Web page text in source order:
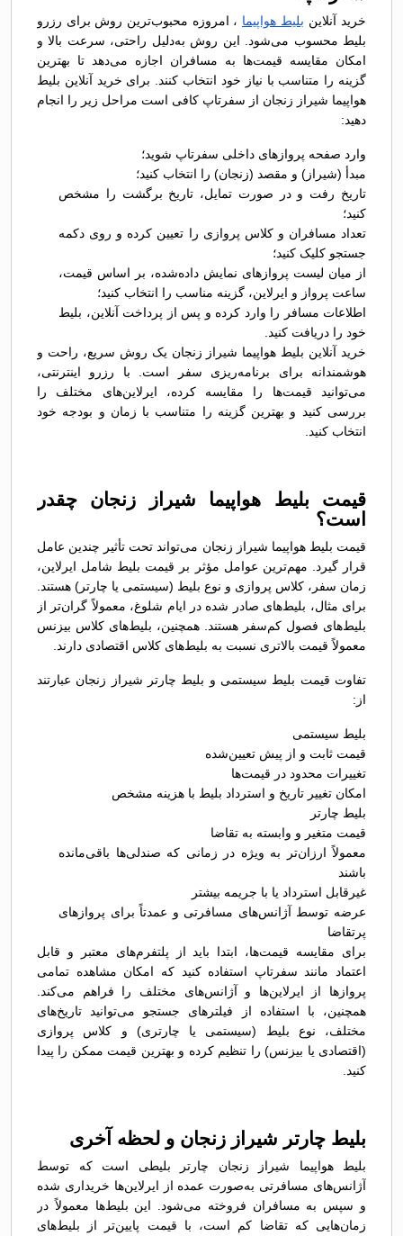
خرید آنلاین بلیط هواپیما ، امروزه محبوب‌ترین روش برای رزرو
بلیط محسوب می‌شود. این روش به‌دلیل راحتی، سرعت بالا و
امکان مقایسه قیمت‌ها به مسافران اجازه می‌دهد تا بهترین
گزینه را متناسب با نیاز خود انتخاب کنند. برای خرید آنلاین بلیط
هواپیما شیراز زنجان از سفرتاپ کافی است مراحل زیر را انجام
دهید:
وارد صفحه پروازهای داخلی سفرتاپ شوید؛
مبدأ (شیراز) و مقصد (زنجان) را انتخاب کنید؛
تاریخ رفت و در صورت تمایل، تاریخ برگشت را مشخص
کنید؛
تعداد مسافران و کلاس پروازی را تعیین کرده و روی دکمه
جستجو کلیک کنید؛
از میان لیست پروازهای نمایش داده‌شده، بر اساس قیمت،
ساعت پرواز و ایرلاین، گزینه مناسب را انتخاب کنید؛
اطلاعات مسافر را وارد کرده و پس از پرداخت آنلاین، بلیط
خود را دریافت کنید.
خرید آنلاین بلیط هواپیما شیراز زنجان یک روش سریع، راحت و
هوشمندانه برای برنامه‌ریزی سفر است. با رزرو اینترنتی،
می‌توانید قیمت‌ها را مقایسه کرده، ایرلاین‌های مختلف را
بررسی کنید و بهترین گزینه را متناسب با زمان و بودجه خود
انتخاب کنید.
قیمت بلیط هواپیما شیراز زنجان چقدر
است؟
قیمت بلیط هواپیما شیراز زنجان می‌تواند تحت تأثیر چندین عامل
قرار گیرد. مهم‌ترین عوامل مؤثر بر قیمت بلیط شامل ایرلاین،
زمان سفر، کلاس پروازی و نوع بلیط (سیستمی یا چارتر) هستند.
برای مثال، بلیط‌های صادر شده در ایام شلوغ، معمولاً گران‌تر از
بلیط‌های فصول کم‌سفر هستند. همچنین، بلیط‌های کلاس بیزنس
معمولاً قیمت بالاتری نسبت به بلیط‌های کلاس اقتصادی دارند.
تفاوت قیمت بلیط سیستمی و بلیط چارتر شیراز زنجان عبارتند
از:
بلیط سیستمی
قیمت ثابت و از پیش تعیین‌شده
تغییرات محدود در قیمت‌ها
امکان تغییر تاریخ و استرداد بلیط با هزینه مشخص
بلیط چارتر
قیمت متغیر و وابسته به تقاضا
معمولاً ارزان‌تر به ویژه در زمانی که صندلی‌ها باقی‌مانده
باشند
غیرقابل استرداد یا با جریمه بیشتر
عرضه توسط آژانس‌های مسافرتی و عمدتاً برای پروازهای
پرتقاضا
برای مقایسه قیمت‌ها، ابتدا باید از پلتفرم‌های معتبر و قابل
اعتماد مانند سفرتاپ استفاده کنید که امکان مشاهده تمامی
پروازها از ایرلاین‌ها و آژانس‌های مختلف را فراهم می‌کند.
همچنین، با استفاده از فیلترهای جستجو می‌توانید تاریخ‌های
مختلف، نوع بلیط (سیستمی یا چارتری) و کلاس پروازی
(اقتصادی یا بیزنس) را تنظیم کرده و بهترین قیمت ممکن را پیدا
کنید.
بلیط چارتر شیراز زنجان و لحظه آخری
بلیط هواپیما شیراز زنجان چارتر بلیطی است که توسط
آژانس‌های مسافرتی به‌صورت عمده از ایرلاین‌ها خریداری شده
و سپس به مسافران فروخته می‌شود. این بلیط‌ها معمولاً در
زمان‌هایی که تقاضا کم است، با قیمت پایین‌تر از بلیط‌های